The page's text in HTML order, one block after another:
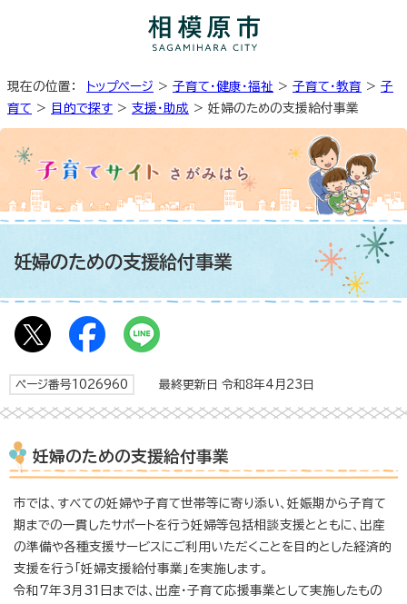
現在の位置： トップページ > 子育て・健康・福祉 > 子育て・教育 > 子
育て > 目的で探す > 支援・助成 > 妊婦のための支援給付事業
妊婦のための支援給付事業
ページ番号1026960 最終更新日 令和8年4月23日
妊婦のための支援給付事業
市では、すべての妊婦や子育て世帯等に寄り添い、妊娠期から子育て
期までの一貫したサポートを行う妊婦等包括相談支援とともに、出産
の準備や各種支援サービスにご利用いただくことを目的とした経済的
支援を行う「妊婦支援給付事業」を実施します。
令和7年3月31日までは、出産・子育て応援事業として実施したもの